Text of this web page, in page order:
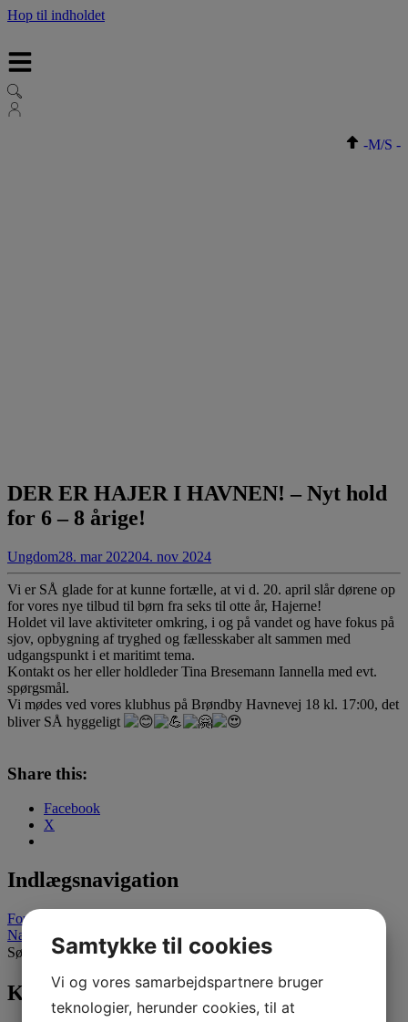
Hop til indholdet
-M/S -
DER ER HAJER I HAVNEN! – Nyt hold
for 6 – 8 årige!
Ungdom28. mar 202204. nov 2024
Vi er SÅ glade for at kunne fortælle, at vi d. 20. april slår dørene op
for vores nye tilbud til børn fra seks til otte år, Hajerne!
Holdet vil lave aktiviteter omkring, i og på vandet og have fokus på
sjov, opbygning af tryghed og fællesskaber alt sammen med
udgangspunkt i et maritimt tema.
Kontakt os her eller holdleder Tina Bresemann Iannella med evt.
spørgsmål.
Vi mødes ved vores klubhus på Brøndby Havnevej 18 kl. 17:00, det
bliver SÅ hyggeligt
Share this:
Facebook
X
Indlægsnavigation
Forrige indlæg
Næste indlæg
Søg efter:
Kategorier
Samtykke til cookies
Vi og vores samarbejdspartnere bruger
teknologier, herunder cookies, til at